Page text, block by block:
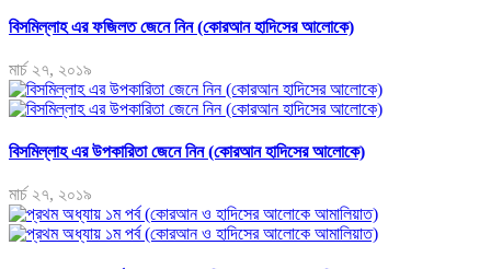
বিসমিল্লাহ এর ফজিলত জেনে নিন (কোরআন হাদিসের আলোকে)
মার্চ ২৭, ২০১৯
বিসমিল্লাহ এর উপকারিতা জেনে নিন (কোরআন হাদিসের আলোকে)
মার্চ ২৭, ২০১৯